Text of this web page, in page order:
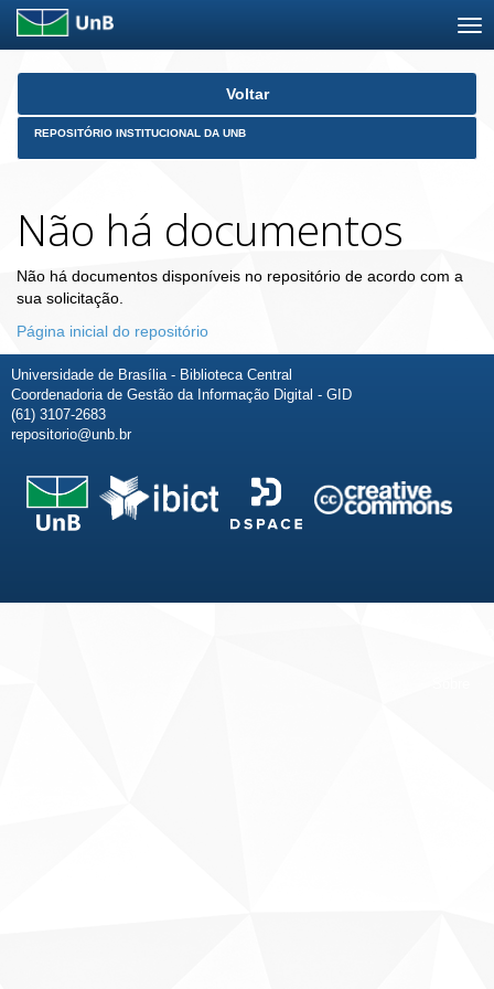
Skip
Voltar
REPOSITÓRIO INSTITUCIONAL DA UNB
Não há documentos
Não há documentos disponíveis no repositório de acordo com a
sua solicitação.
Página inicial do repositório
Universidade de Brasília - Biblioteca Central
Coordenadoria de Gestão da Informação Digital - GID
(61) 3107-2683
repositorio@unb.br